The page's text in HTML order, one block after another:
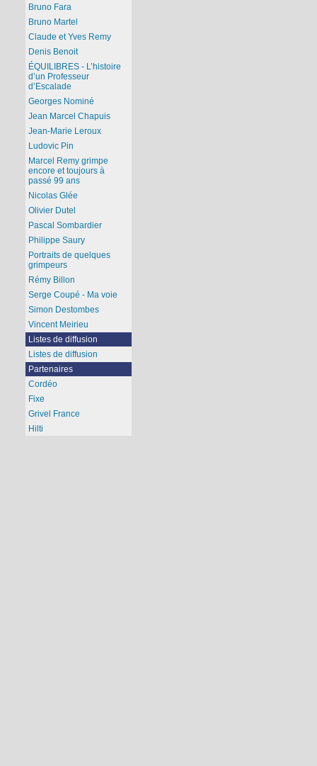
Bruno Fara
Bruno Martel
Claude et Yves Remy
Denis Benoit
ÉQUILIBRES - L’histoire
d’un Professeur
d’Escalade
Georges Nominé
Jean Marcel Chapuis
Jean-Marie Leroux
Ludovic Pin
Marcel Remy grimpe
encore et toujours à
passé 99 ans
Nicolas Glée
Olivier Dutel
Pascal Sombardier
Philippe Saury
Portraits de quelques
grimpeurs
Rémy Billon
Serge Coupé - Ma voie
Simon Destombes
Vincent Meirieu
Listes de diffusion
Listes de diffusion
Partenaires
Cordéo
Fixe
Grivel France
Hilti